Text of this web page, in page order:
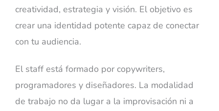
creatividad, estrategia y visión. El objetivo es
crear una identidad potente capaz de conectar
con tu audiencia.
El staff está formado por copywriters,
programadores y diseñadores. La modalidad
de trabajo no da lugar a la improvisación ni a